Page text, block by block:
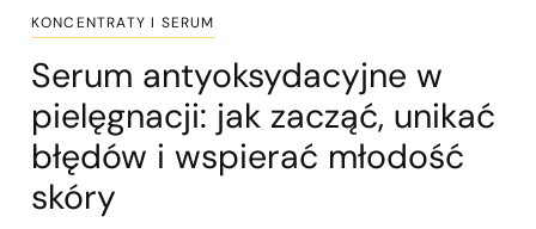
KONCENTRATY I SERUM
Serum antyoksydacyjne w
pielęgnacji: jak zacząć, unikać
błędów i wspierać młodość
skóry